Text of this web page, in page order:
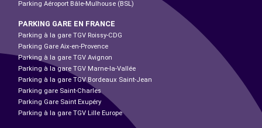
Parking Aéroport Bâle-Mulhouse (BSL)
PARKING GARE EN FRANCE
Parking à la gare TGV Roissy-CDG
Parking Gare Aix-en-Provence
Parking à la gare TGV Avignon
Parking à la gare TGV Marne-la-Vallée
Parking à la gare TGV Bordeaux Saint-Jean
Parking gare Saint-Charles
Parking Gare Saint Exupéry
Parking à la gare TGV Lille Europe